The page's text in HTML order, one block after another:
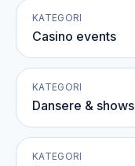
KATEGORI
Casino events
KATEGORI
Dansere & shows
KATEGORI